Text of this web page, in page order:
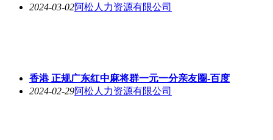
2024-03-02阿松人力资源有限公司
香港 正规广东红中麻将群一元一分亲友圈-百度
2024-02-29阿松人力资源有限公司